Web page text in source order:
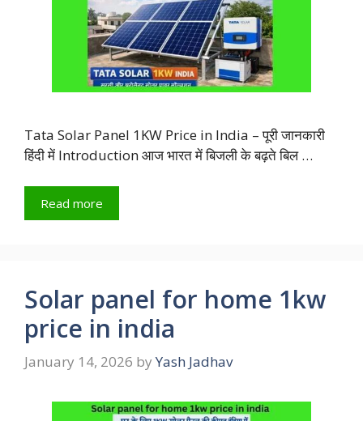
Tata Solar Panel 1KW Price in India – पूरी जानकारी
हिंदी में Introduction आज भारत में बिजली के बढ़ते बिल …
Read more
Solar panel for home 1kw
price in india
January 14, 2026 by Yash Jadhav